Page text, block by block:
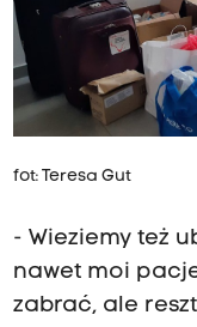
fot: Teresa Gut
- Wieziemy też
nawet moi
zabrać, ale